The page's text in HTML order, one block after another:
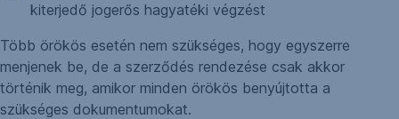
kiterjedő jogerős hagyatéki végzést
Több örökös esetén nem szükséges, hogy egyszerre
menjenek be, de a szerződés rendezése csak akkor
történik meg, amikor minden örökös benyújtotta a
szükséges dokumentumokat.